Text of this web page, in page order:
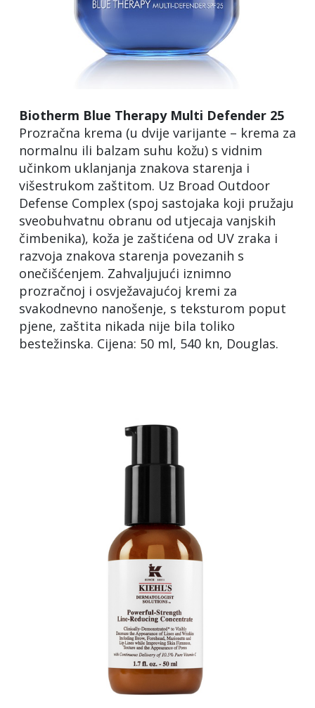
Biotherm Blue Therapy Multi Defender 25
Prozračna krema (u dvije varijante – krema za
normalnu ili balzam suhu kožu) s vidnim
učinkom uklanjanja znakova starenja i
višestrukom zaštitom. Uz Broad Outdoor
Defense Complex (spoj sastojaka koji pružaju
sveobuhvatnu obranu od utjecaja vanjskih
čimbenika), koža je zaštićena od UV zraka i
razvoja znakova starenja povezanih s
onečišćenjem. Zahvaljujući iznimno
prozračnoj i osvježavajućoj kremi za
svakodnevno nanošenje, s teksturom poput
pjene, zaštita nikada nije bila toliko
bestežinska. Cijena: 50 ml, 540 kn, Douglas.